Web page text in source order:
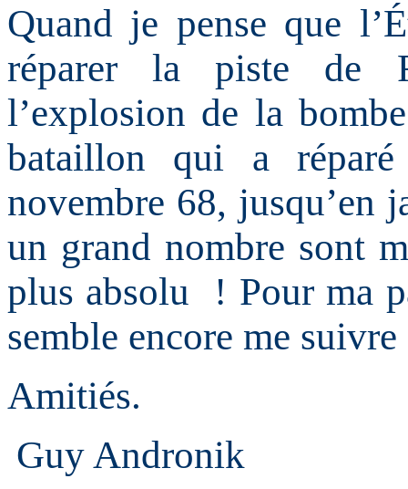
Quand je pense que
réparer la piste de
l’explosion de la
bataillon qui a
novembre 68, jusqu’en
un grand nombre sont
plus absolu ! Pour ma
semble encore me
Amitiés.
Guy Andronik